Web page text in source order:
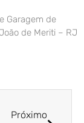
Garagem de
de Meriti – RJ
Próximo